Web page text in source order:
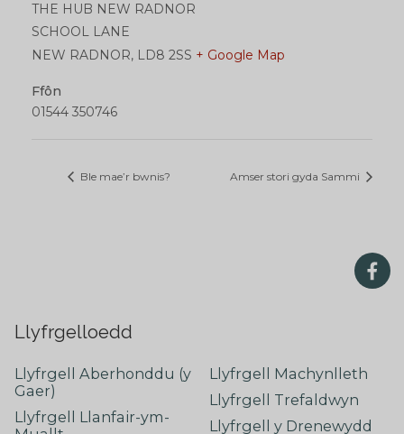
THE HUB NEW RADNOR
SCHOOL LANE
NEW RADNOR, LD8 2SS + Google Map
Ffôn
01544 350746
Ble mae’r bwnis? Amser stori gyda Sammi
Llyfrgelloedd
Llyfrgell Aberhonddu (y
Gaer)
Llyfrgell Llanfair-ym-
Llyfrgell Machynlleth
Llyfrgell Trefaldwyn
Llyfrgell y Drenewydd